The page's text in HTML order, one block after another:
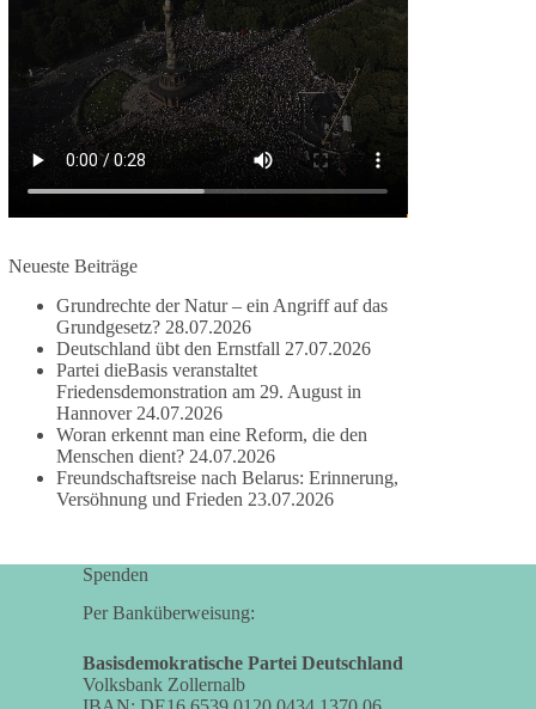
instrumentalisiert, verliert den Menschen aus dem
Europa braucht eine Migrationspolitik, die auf
drei Grundpfeilern beruht:
✅ Achtung der Menschenwürde
✅ Wahrung rechtsstaatlicher Verfahren
Krisen dürfen nicht verwaltet werden, sie müssen
Politik, die Fluchtursachen bekämpft,
Schleuserkriminalität entschlossen entgegentritt
und Migration nicht zum Gegenstand
geopolitischer Machtspiele werden lässt.
Der Mensch darf niemals zum Spielball
politischer Interessen werden.
#Migration
Auf Facebook ansehen
DieBasis
Neueste Beiträge
Grundrechte der Natur – ein Angriff auf das
Grundgesetz? 28.07.2026
Deutschland übt den Ernstfall 27.07.2026
Partei dieBasis veranstaltet
Friedensdemonstration am 29. August in
Hannover 24.07.2026
Woran erkennt man eine Reform, die den
Menschen dient? 24.07.2026
Freundschaftsreise nach Belarus: Erinnerung,
Versöhnung und Frieden 23.07.2026
Spenden
Per Banküberweisung:
Basisdemokratische Partei Deutschland
Volksbank Zollernalb